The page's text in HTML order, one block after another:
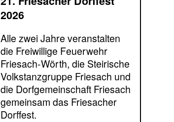
2026
Alle zwei Jahre veranstalten
die Freiwillige Feuerwehr
Friesach-Wörth, die Steirische
Volkstanzgruppe Friesach und
die Dorfgemeinschaft Friesach
gemeinsam das Friesacher
Dorffest.